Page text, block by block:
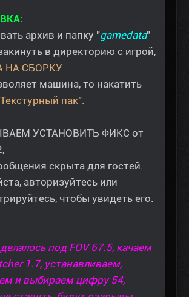
архив и папку "gamedata"
в директорию с игрой,
НА СБОРКУ
машина, то накатить
пак".
УСТАНОВИТЬ ФИКС от
скрыта для гостей.
авторизуйтесь или
чтобы увидеть его.
под FOV 67.5, качаем
1.7, устанавливаем,
и выбираем цифру 54,